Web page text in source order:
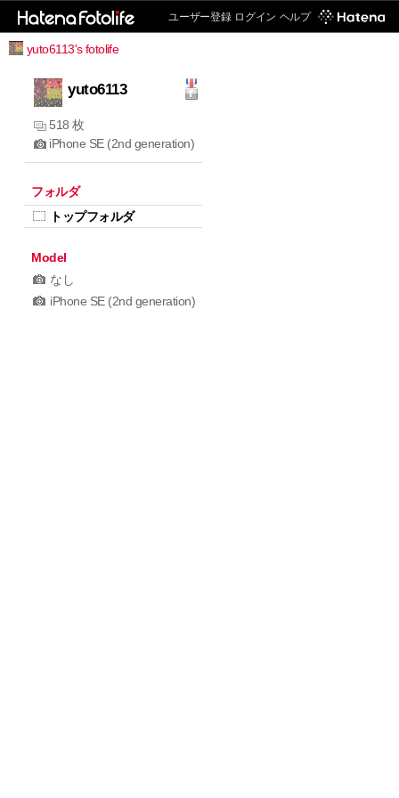
ユーザー登録 ログイン ヘルプ
yuto6113's fotolife
yuto6113
518 枚
iPhone SE (2nd generation)
フォルダ
トップフォルダ
Model
なし
iPhone SE (2nd generation)